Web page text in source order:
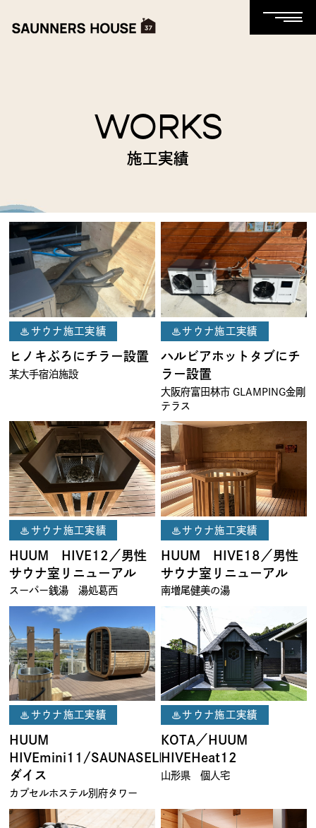
WORKS
施工実績
♨サウナ施工実績
ヒノキぶろにチラー設置
某大手宿泊施設
♨サウナ施工実績
ハルビアホットタブにチ
ラー設置
大阪府富田林市 GLAMPING金剛
テラス
♨サウナ施工実績
HUUM HIVE12／男性
サウナ室リニューアル
スーパー銭湯 湯処葛西
♨サウナ施工実績
HUUM HIVE18／男性
サウナ室リニューアル
南増尾健美の湯
♨サウナ施工実績
HUUM
HIVEmini11/SAUNASELL
ダイス
カプセルホステル別府タワー
♨サウナ施工実績
KOTA／HUUM
HIVEHeat12
山形県 個人宅